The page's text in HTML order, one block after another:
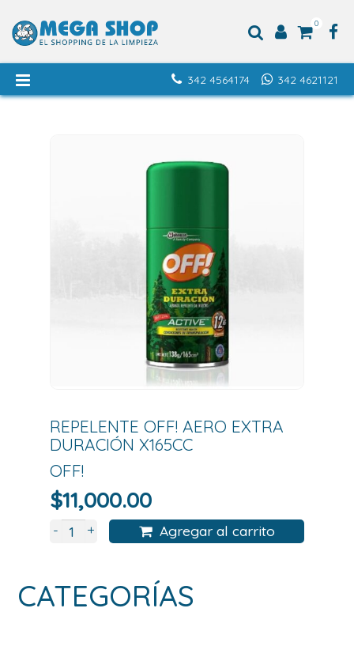
0
342 4621121
342 4564174
REPELENTE OFF! AERO EXTRA
DURACIÓN X165CC
OFF!
$11,000.00
- + Agregar al carrito
CATEGORÍAS